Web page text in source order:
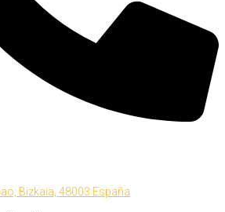
Bizkaia, 48003 España